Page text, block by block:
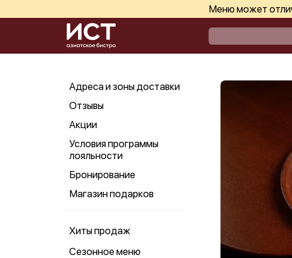
Меню может
Адреса и зоны доставки
Отзывы
Акции
Условия программы
лояльности
Бронирование
Магазин подарков
Хиты продаж
Сезонное меню